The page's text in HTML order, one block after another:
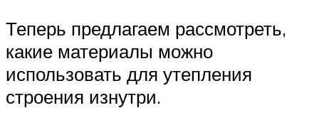
Теперь предлагаем рассмотреть,
какие материалы можно
использовать для утепления
строения изнутри.